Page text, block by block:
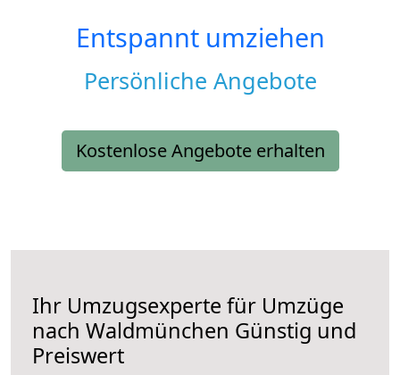
Entspannt umziehen
Persönliche Angebote
Kostenlose Angebote erhalten
Ihr Umzugsexperte für Umzüge
nach Waldmünchen Günstig und
Preiswert